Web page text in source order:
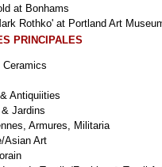
at Bonhams
Rothko' at Portland Art
PRINCIPALES
Antiquiities
Jardins
Armures, Militaria
Asian Art